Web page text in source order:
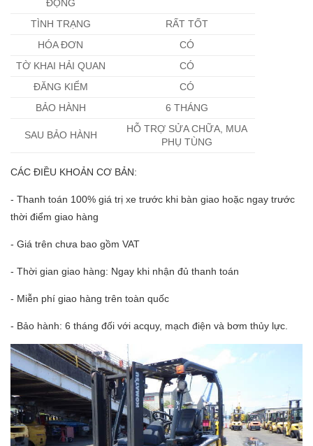
ĐỘNG
TÌNH TRẠNG
RẤT TỐT
HÓA ĐƠN
CÓ
TỜ KHAI HẢI QUAN
CÓ
ĐĂNG KIỂM
CÓ
BẢO HÀNH
6 THÁNG
SAU BẢO HÀNH
HỖ TRỢ SỬA CHỮA, MUA
PHỤ TÙNG
CÁC ĐIỀU KHOẢN CƠ BẢN:
- Thanh toán 100% giá trị xe trước khi bàn giao hoặc ngay trước
thời điểm giao hàng
- Giá trên chưa bao gồm VAT
- Thời gian giao hàng: Ngay khi nhận đủ thanh toán
- Miễn phí giao hàng trên toàn quốc
- Bảo hành: 6 tháng đối với acquy, mạch điện và bơm thủy lực.